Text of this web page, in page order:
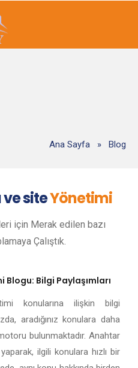
Ana Sayfa » Blog
siteYönetimi
için Merak edilen bazı
Çalıştık.
Bilgi Paylaşımları
konularına ilişkin bilgi
aradığınız konulara daha
bulunmaktadır. Anahtar
ilgili konulara hızlı bir